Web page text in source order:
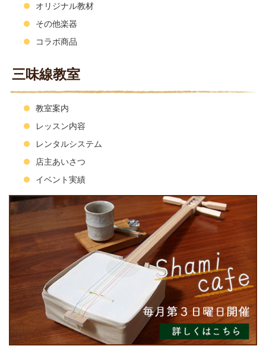
オリジナル教材
その他楽器
コラボ商品
三味線教室
教室案内
レッスン内容
レンタルシステム
店主あいさつ
イベント実績